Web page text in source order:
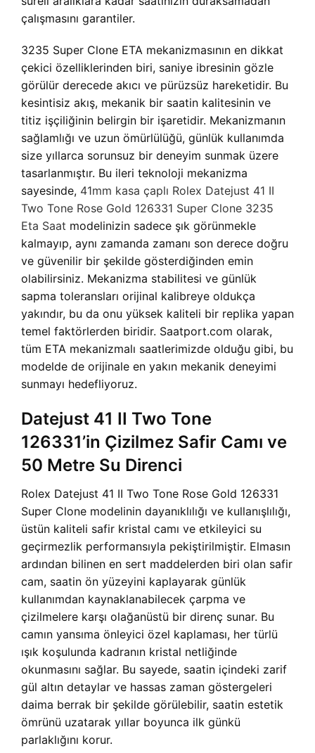
çalışmasını garantiler.
3235 Super Clone ETA mekanizmasının en dikkat
çekici özelliklerinden biri, saniye ibresinin gözle
görülür derecede akıcı ve pürüzsüz hareketidir. Bu
kesintisiz akış, mekanik bir saatin kalitesinin ve
titiz işçiliğinin belirgin bir işaretidir. Mekanizmanın
sağlamlığı ve uzun ömürlülüğü, günlük kullanımda
size yıllarca sorunsuz bir deneyim sunmak üzere
tasarlanmıştır. Bu ileri teknoloji mekanizma
sayesinde, 41mm kasa çaplı Rolex Datejust 41 II
Two Tone Rose Gold 126331 Super Clone 3235
Eta Saat modelinizin sadece şık görünmekle
kalmayıp, aynı zamanda zamanı son derece doğru
ve güvenilir bir şekilde gösterdiğinden emin
olabilirsiniz. Mekanizma stabilitesi ve günlük
sapma toleransları orijinal kalibreye oldukça
yakındır, bu da onu yüksek kaliteli bir replika yapan
temel faktörlerden biridir. Saatport.com olarak,
tüm ETA mekanizmalı saatlerimizde olduğu gibi, bu
modelde de orijinale en yakın mekanik deneyimi
sunmayı hedefliyoruz.
Datejust 41 II Two Tone
126331’in Çizilmez Safir Camı ve
50 Metre Su Direnci
Rolex Datejust 41 II Two Tone Rose Gold 126331
Super Clone modelinin dayanıklılığı ve kullanışlılığı,
üstün kaliteli safir kristal camı ve etkileyici su
geçirmezlik performansıyla pekiştirilmiştir. Elmasın
ardından bilinen en sert maddelerden biri olan safir
cam, saatin ön yüzeyini kaplayarak günlük
kullanımdan kaynaklanabilecek çarpma ve
çizilmelere karşı olağanüstü bir direnç sunar. Bu
camın yansıma önleyici özel kaplaması, her türlü
ışık koşulunda kadranın kristal netliğinde
okunmasını sağlar. Bu sayede, saatin içindeki zarif
gül altın detaylar ve hassas zaman göstergeleri
daima berrak bir şekilde görülebilir, saatin estetik
ömrünü uzatarak yıllar boyunca ilk günkü
parlaklığını korur.